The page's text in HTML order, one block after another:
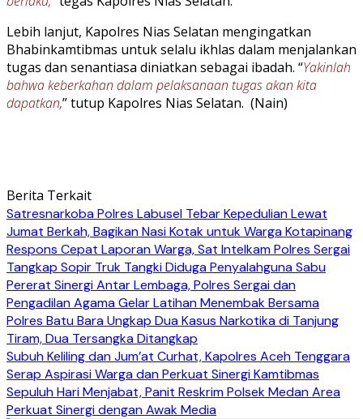
Lebih lanjut, Kapolres Nias Selatan mengingatkan
Bhabinkamtibmas untuk selalu ikhlas dalam menjalankan
tugas dan senantiasa diniatkan sebagai ibadah. “Yakinlah
bahwa keberkahan dalam pelaksanaan tugas akan kita
dapatkan,” tutup Kapolres Nias Selatan. (Nain)
Berita Terkait
Satresnarkoba Polres Labusel Tebar Kepedulian Lewat
Jumat Berkah, Bagikan Nasi Kotak untuk Warga Kotapinang
Respons Cepat Laporan Warga, Sat Intelkam Polres Sergai
Tangkap Sopir Truk Tangki Diduga Penyalahguna Sabu
Pererat Sinergi Antar Lembaga, Polres Sergai dan
Pengadilan Agama Gelar Latihan Menembak Bersama
Polres Batu Bara Ungkap Dua Kasus Narkotika di Tanjung
Tiram, Dua Tersangka Ditangkap
Subuh Keliling dan Jum’at Curhat, Kapolres Aceh Tenggara
Serap Aspirasi Warga dan Perkuat Sinergi Kamtibmas
Sepuluh Hari Menjabat, Panit Reskrim Polsek Medan Area
Perkuat Sinergi dengan Awak Media